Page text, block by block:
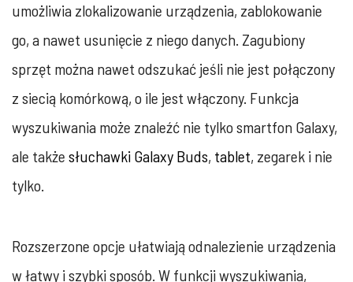
umożliwia zlokalizowanie urządzenia, zablokowanie
go, a nawet usunięcie z niego danych. Zagubiony
sprzęt można nawet odszukać jeśli nie jest połączony
z siecią komórkową, o ile jest włączony. Funkcja
wyszukiwania może znaleźć nie tylko smartfon Galaxy,
ale także słuchawki Galaxy Buds, tablet, zegarek i nie
tylko.
Rozszerzone opcje ułatwiają odnalezienie urządzenia
w łatwy i szybki sposób. W funkcji wyszukiwania,